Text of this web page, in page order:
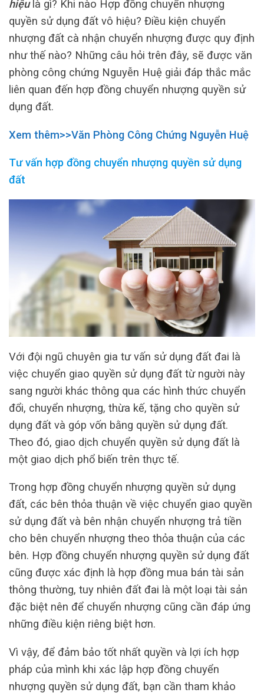
hiệulà gì? Khi nào Hợp đồng chuyển nhượng
quyền sử dụng đất vô hiệu? Điều kiện chuyển
nhượng đất cà nhận chuyển nhượng được quy định
như thế nào? Những câu hỏi trên đây, sẽ được văn
phòng công chứng Nguyễn Huệ giải đáp thắc mắc
liên quan đến hợp đồng chuyển nhượng quyền sử
dụng đất.
Xem thêm>>Văn Phòng Công Chứng Nguyễn Huệ
Tư vấn hợp đồng chuyển nhượng quyền sử dụng
đất
Với đội ngũ chuyên gia tư vấn sử dụng đất đai là
việc chuyển giao quyền sử dụng đất từ người này
sang người khác thông qua các hình thức chuyển
đổi, chuyển nhượng, thừa kế, tặng cho quyền sử
dụng đất và góp vốn bằng quyền sử dụng đất.
Theo đó, giao dịch chuyển quyền sử dụng đất là
một giao dịch phổ biến trên thực tế.
Trong hợp đồng chuyển nhượng quyền sử dụng
đất, các bên thỏa thuận về việc chuyển giao quyền
sử dụng đất và bên nhận chuyển nhượng trả tiền
cho bên chuyển nhượng theo thỏa thuận của các
bên. Hợp đồng chuyển nhượng quyền sử dụng đất
cũng được xác định là hợp đồng mua bán tài sản
thông thường, tuy nhiên đất đai là một loại tài sản
đặc biệt nên để chuyển nhượng cũng cần đáp ứng
những điều kiện riêng biệt hơn.
Vì vậy, để đảm bảo tốt nhất quyền và lợi ích hợp
pháp của mình khi xác lập hợp đồng chuyển
nhượng quyền sử dụng đất, bạn cần tham khảo